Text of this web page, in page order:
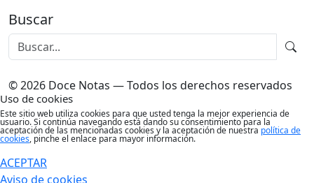
Buscar
© 2026 Doce Notas — Todos los derechos reservados
Uso de cookies
Este sitio web utiliza cookies para que usted tenga la mejor experiencia de
usuario. Si continúa navegando está dando su consentimiento para la
aceptación de las mencionadas cookies y la aceptación de nuestra política de
cookies, pinche el enlace para mayor información.
ACEPTAR
Aviso de cookies